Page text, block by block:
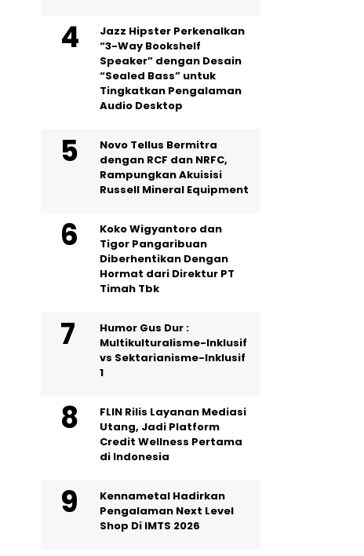
Jazz Hipster Perkenalkan
“3-Way Bookshelf
Speaker” dengan Desain
“Sealed Bass” untuk
Tingkatkan Pengalaman
Audio Desktop
Novo Tellus Bermitra
dengan RCF dan NRFC,
Rampungkan Akuisisi
Russell Mineral Equipment
Koko Wigyantoro dan
Tigor Pangaribuan
Diberhentikan Dengan
Hormat dari Direktur PT
Timah Tbk
Humor Gus Dur :
Multikulturalisme-Inklusif
vs Sektarianisme-Inklusif
1
FLIN Rilis Layanan Mediasi
Utang, Jadi Platform
Credit Wellness Pertama
di Indonesia
Kennametal Hadirkan
Pengalaman Next Level
Shop Di IMTS 2026